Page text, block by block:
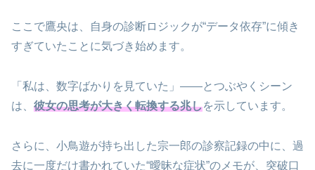
ここで鷹央は、自身の診断ロジックが“データ依存”に傾き
すぎていたことに気づき始めます。
「私は、数字ばかりを見ていた」――とつぶやくシーン
は、 彼女の思考が大きく転換する兆しを示しています。
さらに、小鳥遊が持ち出した宗一郎の診察記録の中に、過
去に一度だけ書かれていた“曖昧な症状”のメモが、突破口